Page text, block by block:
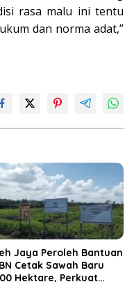
rasa malu ini tentu
dan norma adat,”
Jaya Peroleh Bantuan
Cetak Sawah Baru
Hektare, Perkuat